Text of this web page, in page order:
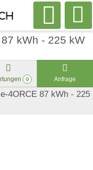
kWh - 225 kW
0 Anfrage